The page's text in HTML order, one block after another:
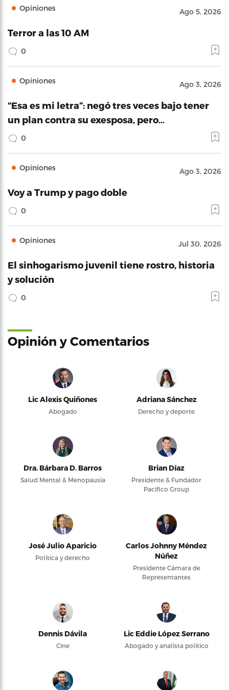
Opiniones Ago 5, 2026
Terror a las 10 AM
0
Opiniones Ago 3, 2026
“Esa es mi letra”: negó tres veces bajo tener
un plan contra su exesposa, pero…
0
Opiniones Ago 3, 2026
Voy a Trump y pago doble
0
Opiniones Jul 30, 2026
El sinhogarismo juvenil tiene rostro, historia
y solución
0
Opinión y Comentarios
Lic Alexis Quiñones
Abogado
Adriana Sánchez
Derecho y deporte
Dra. Bárbara D. Barros
Salud Mental & Menopausia
Brian Díaz
Presidente & Fundador
Pacifico Group
José Julio Aparicio
Política y derecho
Carlos Johnny Méndez
Núñez
Presidente Cámara de
Representantes
Dennis Dávila
Cine
Lic Eddie López Serrano
Abogado y analista político